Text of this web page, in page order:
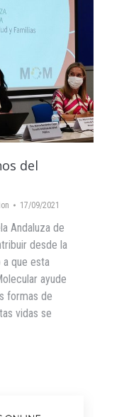
del
17/09/2021
Andaluza de
desde la
que esta
ayude
formas de
vidas se